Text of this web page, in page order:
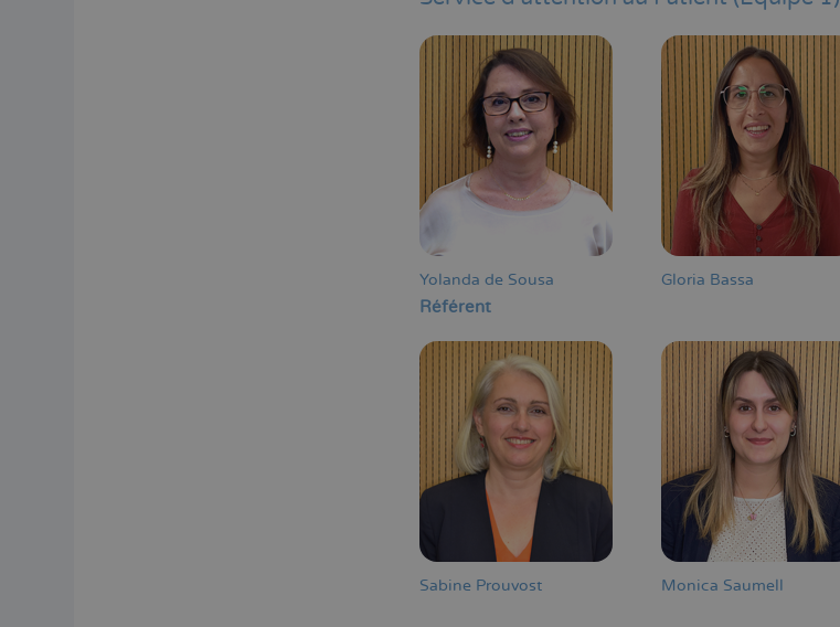
Yolanda de Sousa
Référent
Gloria Bassa
Sabine Prouvost Monica Saumell